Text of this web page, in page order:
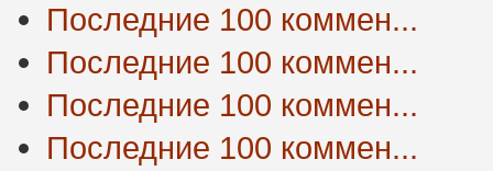
Последние 100 коммен...
Последние 100 коммен...
Последние 100 коммен...
Последние 100 коммен...